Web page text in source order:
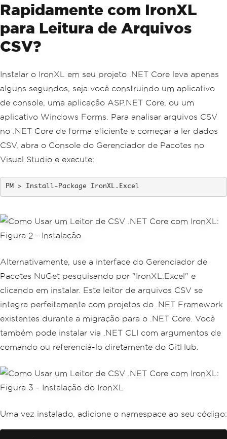
Rapidamente com IronXL
para Leitura de Arquivos
CSV?
Instalar o IronXL em seu projeto .NET Core leva apenas
alguns segundos, seja você construindo um aplicativo
de console, uma aplicação ASP.NET Core, ou um
aplicativo Windows Forms. Para analisar arquivos CSV
no .NET Core de forma eficiente e começar a ler dados
CSV, abra o Console do Gerenciador de Pacotes no
Visual Studio e execute:
Install-Package IronXL.Excel
Alternativamente, use a interface do Gerenciador de
Pacotes NuGet pesquisando por "IronXL.Excel" e
clicando em instalar. Este leitor de arquivos CSV se
integra perfeitamente com projetos do .NET Framework
existentes durante a migração para o .NET Core. Você
também pode instalar via .NET CLI com argumentos de
comando ou referenciá-lo diretamente do GitHub.
Uma vez instalado, adicione o namespace ao seu código: